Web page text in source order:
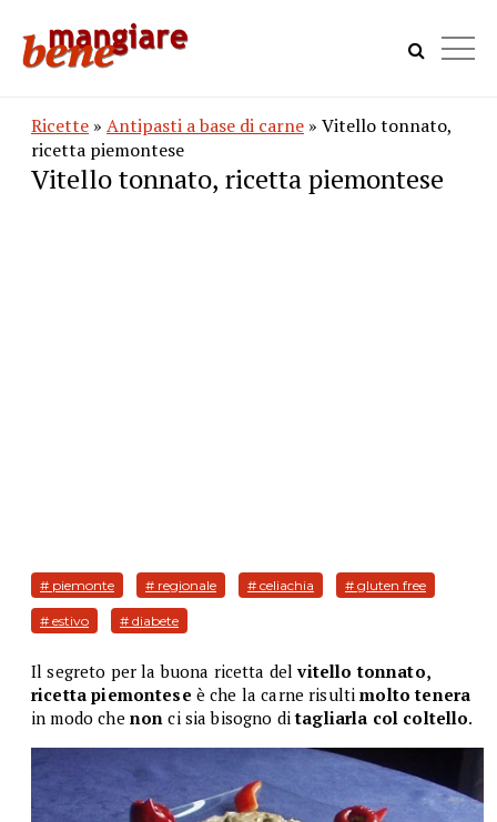
Ricette » Antipasti a base di carne » Vitello tonnato,
ricetta piemontese
Vitello tonnato, ricetta piemontese
# piemonte # regionale # celiachia # gluten free
# estivo # diabete
Il segreto per la buona ricetta delvitello tonnato,
ricetta piemontese è che la carne risultimolto tenera
in modo che non ci sia bisogno ditagliarla col coltello.